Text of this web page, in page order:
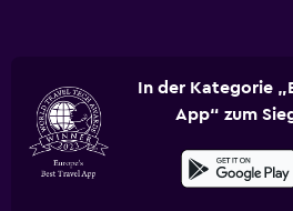
In der Kategorie
App“ zum